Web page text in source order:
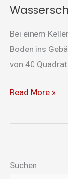
Bei einem
Boden ins
von 40
Read More »
Suchen